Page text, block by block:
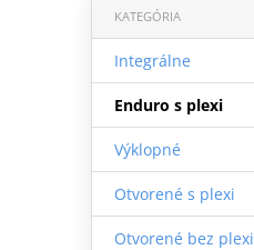
KATEGÓRIA
Integrálne
Enduro s plexi
Výklopné
Otvorené s plexi
Otvorené bez plexi